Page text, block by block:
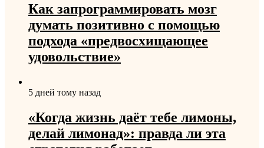
Как запрограммировать мозг
думать позитивно с помощью
подхода «предвосхищающее
удовольствие»
5 дней тому назад
«Когда жизнь даёт тебе лимоны,
делай лимонад»: правда ли эта